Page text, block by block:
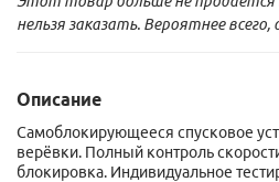
нельзя заказать. Вероятнее
Описание
Самоблокирующееся спусковое
верёвки. Полный контроль
блокировка. Индивидуальное